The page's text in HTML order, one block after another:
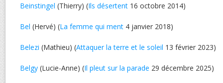
Beinstingel (Thierry) (Ils désertent 16 octobre 2014)
Bel (Hervé) (La femme qui ment 4 janvier 2018)
Belezi (Mathieu) (Attaquer la terre et le soleil 13 février 2023)
Belgy (Lucie-Anne) (Il pleut sur la parade 29 décembre 2025)